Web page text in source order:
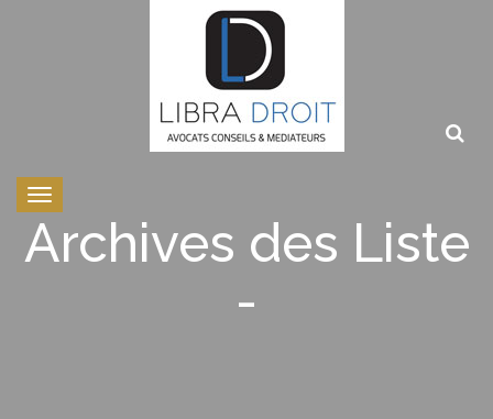
Toggle
navigation
Archives des Liste
-